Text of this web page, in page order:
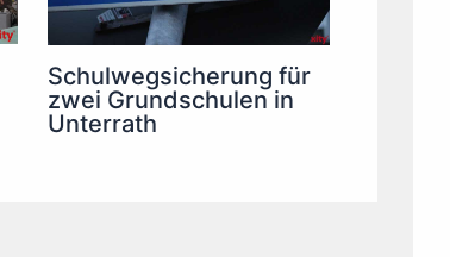
Schulwegsicherung für
zwei Grundschulen in
Unterrath